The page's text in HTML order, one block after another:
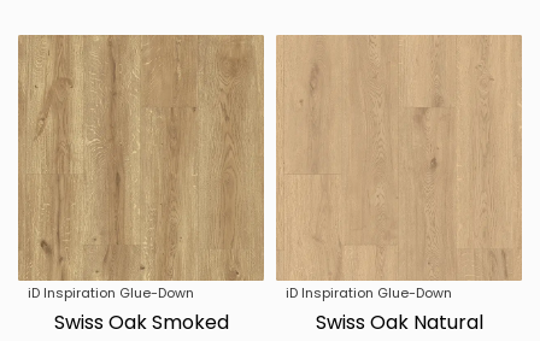
iD Inspiration Glue-Down
Swiss Oak Smoked
iD Inspiration Glue-Down
Swiss Oak Natural